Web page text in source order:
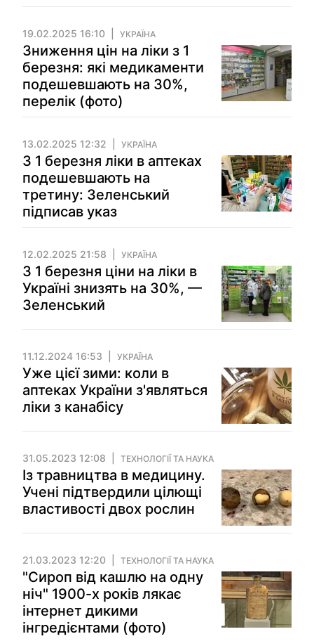
19.02.2025 16:10 УКРАЇНА
Зниження цін на ліки з 1
березня: які медикаменти
подешевшають на 30%,
перелік (фото)
13.02.2025 12:32 УКРАЇНА
З 1 березня ліки в аптеках
подешевшають на
третину: Зеленський
підписав указ
12.02.2025 21:58 УКРАЇНА
З 1 березня ціни на ліки в
Україні знизять на 30%, —
Зеленський
11.12.2024 16:53 УКРАЇНА
Уже цієї зими: коли в
аптеках України з'являться
ліки з канабісу
31.05.2023 12:08 ТЕХНОЛОГІЇ ТА НАУКА
Із травництва в медицину.
Учені підтвердили цілющі
властивості двох рослин
21.03.2023 12:20 ТЕХНОЛОГІЇ ТА НАУКА
"Сироп від кашлю на одну
ніч" 1900-х років лякає
інтернет дикими
інгредієнтами (фото)